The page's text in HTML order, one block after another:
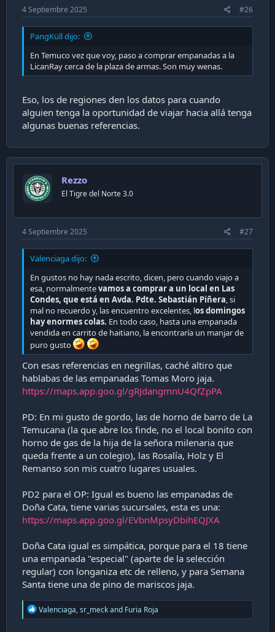
4 Septiembre 2025 #26
PangKüll dijo:
En Temuco vez que voy, paso a comprar empanadas a la
LicanRay cerca de la plaza de armas. Son muy wenas.
Eso, los de regiones den los datos para cuando
alguien tenga la oportunidad de viajar hacia allá tenga
algunas buenas referencias.
Rezzo
El Tigre del Norte 3.0
4 Septiembre 2025 #27
Valenciaga dijo:
En gustos no hay nada escrito, dicen, pero cuando viajo a
esa, normalmentevamos a comprar a un local en Las
Condes, que está en Avda. Pdte. Sebastián Piñera, si
mal no recuerdo y, las encuentro excelentes, los domingos
hay enormes colas. En todo caso, hasta una empanada
vendida en carrito de haitiano, la encontraría un manjar de
puro gusto
Con esas referencias en negrillas, caché altiro que
hablabas de las empanadas Tomas Moro jaja.
https://maps.app.goo.gl/gRJdangmnU4QfZpPA
PD: En mi gusto de gordo, las de horno de barro de La
Temucana (la que abre los finde, no el local bonito con
horno de gas de la hija de la señora milenaria que
queda frente a un colegio), las Rosalía, Holz y El
Remanso son mis cuatro lugares usuales.
PD2 para el OP: Igual es bueno las empanadas de
Doña Cata, tiene varias sucursales, esta es una:
https://maps.app.goo.gl/EVbnMpsyDbihEQJXA
Doña Cata igual es simpática, porque para el 18 tiene
una empanada "especial" (aparte de la selección
regular) con longaniza etc de relleno, y para Semana
Santa tiene una de pino de mariscos jaja.
R
e
Valenciaga,sr_meckand Furia Roja